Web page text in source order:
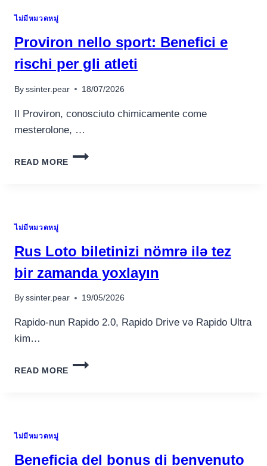
ไม่มีหมวดหมู่
Proviron nello sport: Benefici e
rischi per gli atleti
By ssinter.pear 18/07/2026
Il Proviron, conosciuto chimicamente come
mesterolone, …
READ MORE
PROVIRON
ATLETI
ไม่มีหมวดหมู่
Rus Loto biletinizi nömrə ilə tez
bir zamanda yoxlayın
By ssinter.pear 19/05/2026
Rapido-nun Rapido 2.0, Rapido Drive və Rapido Ultra
kim…
READ MORE
RUS
YOXLAYIN
ไม่มีหมวดหมู่
Beneficia del bonus di benvenuto